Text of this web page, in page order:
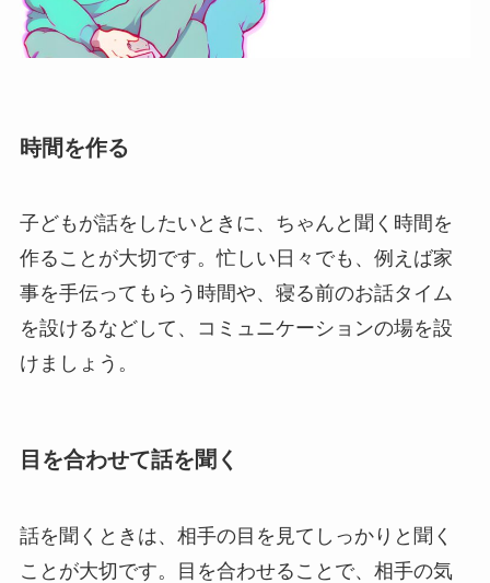
時間を作る
子どもが話をしたいときに、ちゃんと聞く時間を
作ることが大切です。忙しい日々でも、例えば家
事を手伝ってもらう時間や、寝る前のお話タイム
を設けるなどして、コミュニケーションの場を設
けましょう。
目を合わせて話を聞く
話を聞くときは、相手の目を見てしっかりと聞く
ことが大切です。目を合わせることで、相手の気